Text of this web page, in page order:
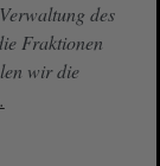
des
Fraktionen
wir die